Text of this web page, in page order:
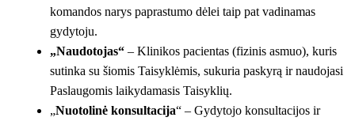
komandos narys paprastumo dėlei taip pat vadinamas
gydytoju.
„Naudotojas“ – Klinikos pacientas (fizinis asmuo), kuris
sutinka su šiomis Taisyklėmis, sukuria paskyrą ir naudojasi
Paslaugomis laikydamasis Taisyklių.
„Nuotolinė konsultacija“ – Gydytojo konsultacijos ir